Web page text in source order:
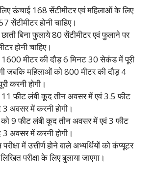
ऊंचाई 168 सेंटीमीटर एवं महिलाओं के लिए
सेंटीमीटर होनी चाहिए।
बिना फुलाये 80 सेंटीमीटर एवं फुलाने पर
होनी चाहिए।
1600 मीटर की दौड़ 6 मिनट 30 सेकंड में पूरी
जबकि महिलाओं को 800 मीटर की दौड़ 4
करनी होगी।
11 फीट लंबी कूद तीन अवसर में एवं 3.5 फीट
अवसर में करनी होगी।
9 फीट लंबी कूद तीन अवसर में एवं 3 फीट
अवसर में करनी होगी।
में उत्तीर्ण होने वाले अभ्यर्थियों को कंप्यूटर
परीक्षा के लिए बुलाया जाएगा।